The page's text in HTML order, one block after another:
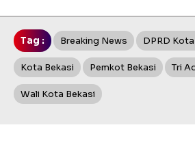
Tag : Breaking News DPRD
Kota Bekasi Pemkot Bekasi Tri
Wali Kota Bekasi